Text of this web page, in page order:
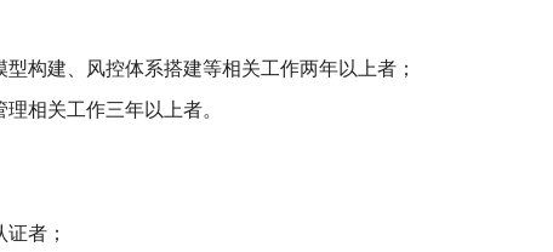
构建、风控体系搭建等相关工作两年以上者；
相关工作三年以上者。
者；